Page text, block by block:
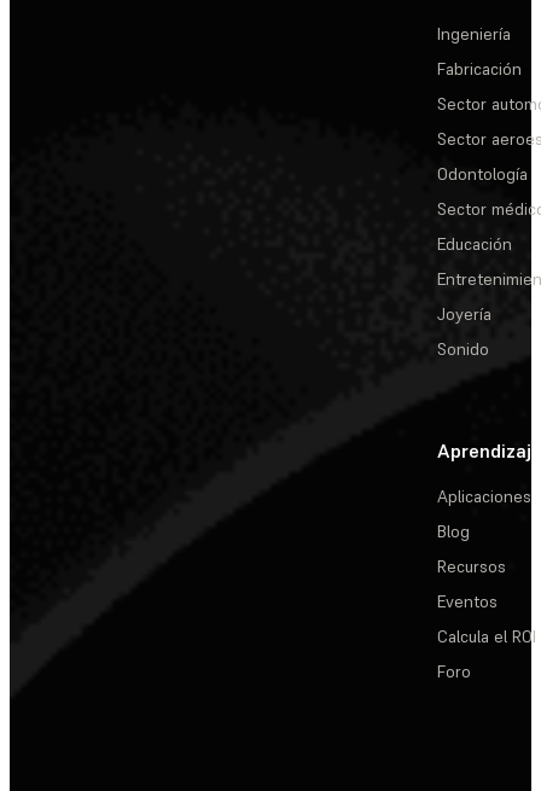
Ingeniería
Fabricación
Sector
Sector
Odontología
Sector
Educación
Joyería
Sonido
Aprendizaje
Aplicaciones
Blog
Recursos
Eventos
Calcula el ROI
Foro